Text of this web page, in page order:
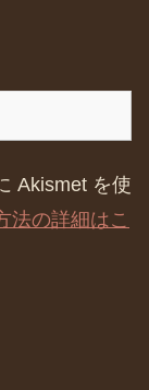
Akismet を使
法の詳細はこ